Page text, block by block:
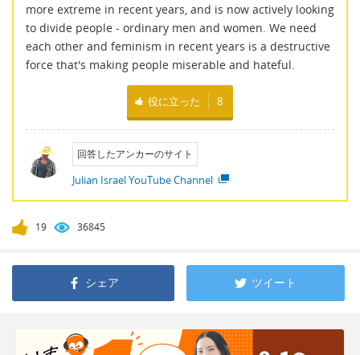
more extreme in recent years, and is now actively looking
to divide people - ordinary men and women. We need
each other and feminism in recent years is a destructive
force that's making people miserable and hateful.
役に立った 8
回答したアンカーのサイト
Julian Israel YouTube Channel
19 36845
シェア ツイート